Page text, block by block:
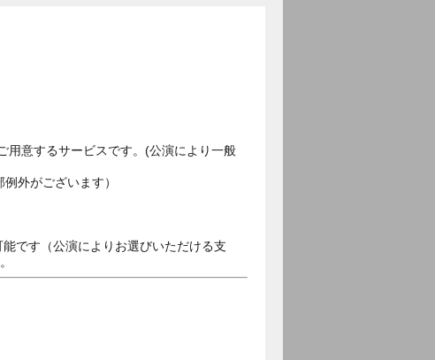
用意するサービスです。(公演により一般
外がございます）
です（公演によりお選びいただける支